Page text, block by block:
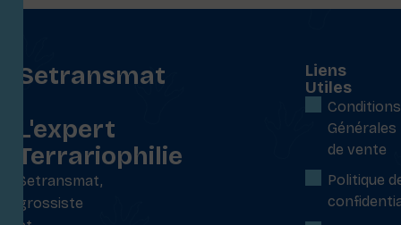
Setransmat
L'expert
Terrariophilie
Setransmat,
grossiste
Liens
Utiles
Conditions
Générales
de vente
Politique